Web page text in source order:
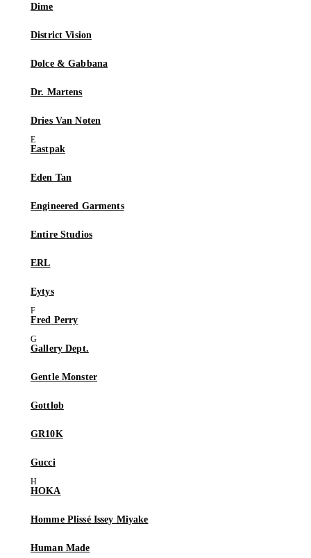
Dime
District Vision
Dolce & Gabbana
Dr. Martens
Dries Van Noten
Eastpak
Eden Tan
Engineered Garments
Entire Studios
ERL
Eytys
Fred Perry
Gallery Dept.
Gentle Monster
Gottlob
GR10K
Gucci
HOKA
Homme Plissé Issey Miyake
Human Made